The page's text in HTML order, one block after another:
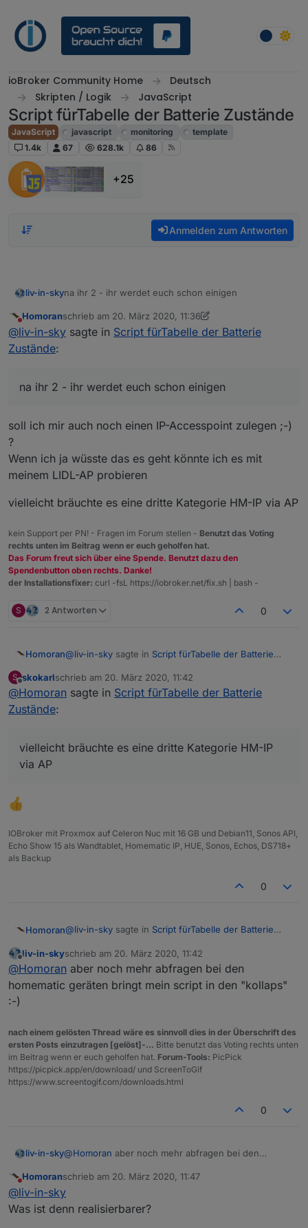
ioBroker Community Home
Deutsch
Skripten / Logik
JavaScript
Script fürTabelle der Batterie Zustände
JavaScript javascript monitoring
template
1.4k
67 628.1k 86
+25
Anmelden zum Antworten
liv-in-skyna ihr 2 - ihr werdet euch schon einigen
aber was soll ich nun abprüfen - da string
datenpunkt auf "false" oder "true"
Spoiler
Nicht stören
Homoranschrieb am 20. März 2020, 11:36
zuletzt editiert von Homoran
@liv-in-sky sagte in Script fürTabelle der Batterie
Zustände:
na ihr 2 - ihr werdet euch schon einigen
soll ich mir auch noch einen IP-Accesspoint zulegen ;-)
?
Wenn ich ja wüsste das es geht könnte ich es mit
meinem LIDL-AP probieren
vielleicht bräuchte es eine dritte Kategorie HM-IP via AP
kein Support per PN! - Fragen im Forum stellen - Benutzt das Voting
rechts unten im Beitrag wenn er euch geholfen hat.
Das Forum freut sich über eine Spende. Benutzt dazu den
Spendenbutton oben rechts. Danke!
der Installationsfixer: curl -fsL https://iobroker.net/fix.sh | bash -
S 2 Antworten 0
Homoran@liv-in-sky sagte in Script fürTabelle der Batterie
na ihr 2 - ihr werdet euch schon einigen
Wenn ich ja wüsste das es geht könnte ich es mit
vielleicht bräuchte es eine dritte Kategorie HM-IP via
S
Offline
skokarlschrieb am 20. März 2020, 11:42
zuletzt editiert von
@Homoran sagte in Script fürTabelle der Batterie
Zustände:
vielleicht bräuchte es eine dritte Kategorie HM-IP
via AP
IOBroker mit Proxmox auf Celeron Nuc mit 16 GB und Debian11, Sonos API,
Echo Show 15 als Wandtablet, Homematic IP, HUE, Sonos, Echos, DS718+
als Backup
0
Homoran@liv-in-sky sagte in Script fürTabelle der Batterie
na ihr 2 - ihr werdet euch schon einigen
Wenn ich ja wüsste das es geht könnte ich es mit
meinem LIDL-AP probieren
vielleicht bräuchte es eine dritte Kategorie HM-IP via
AP
Offline
liv-in-skyschrieb am 20. März 2020, 11:42
zuletzt editiert von
@Homoran aber noch mehr abfragen bei den
homematic geräten bringt mein script in den "kollaps"
:-)
nach einem gelösten Thread wäre es sinnvoll dies in der Überschrift des
ersten Posts einzutragen [gelöst]-... Bitte benutzt das Voting rechts unten
im Beitrag wenn er euch geholfen hat. Forum-Tools: PicPick
https://picpick.app/en/download/ und ScreenToGif
https://www.screentogif.com/downloads.html
0
liv-in-sky@Homoran aber noch mehr abfragen bei den
:-)
Nicht stören
Homoranschrieb am 20. März 2020, 11:47
zuletzt editiert von
@liv-in-sky
Was ist denn realisierbarer?